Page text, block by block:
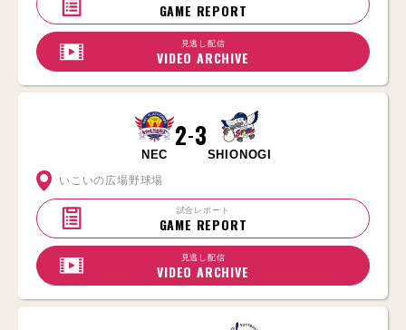
GAME REPORT
見逃し配信
VIDEO ARCHIVE
NEC
2-3
SHIONOGI
いこいの広場野球場
試合レポート
GAME REPORT
見逃し配信
VIDEO ARCHIVE